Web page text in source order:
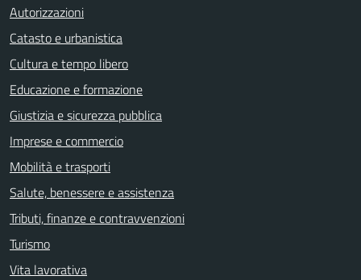
Autorizzazioni
Catasto e urbanistica
Cultura e tempo libero
Educazione e formazione
Giustizia e sicurezza pubblica
Imprese e commercio
Mobilità e trasporti
Salute, benessere e assistenza
Tributi, finanze e contravvenzioni
Turismo
Vita lavorativa